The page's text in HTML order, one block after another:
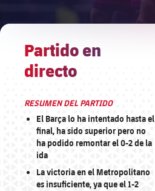
1xbet-multi
Partido en
directo
RESUMEN DEL PARTIDO
El Barça lo ha intentado hasta el
final, ha sido superior pero no
ha podido remontar el 0-2 de la
ida
La victoria en el Metropolitano
es insuficiente, ya que el 1-2